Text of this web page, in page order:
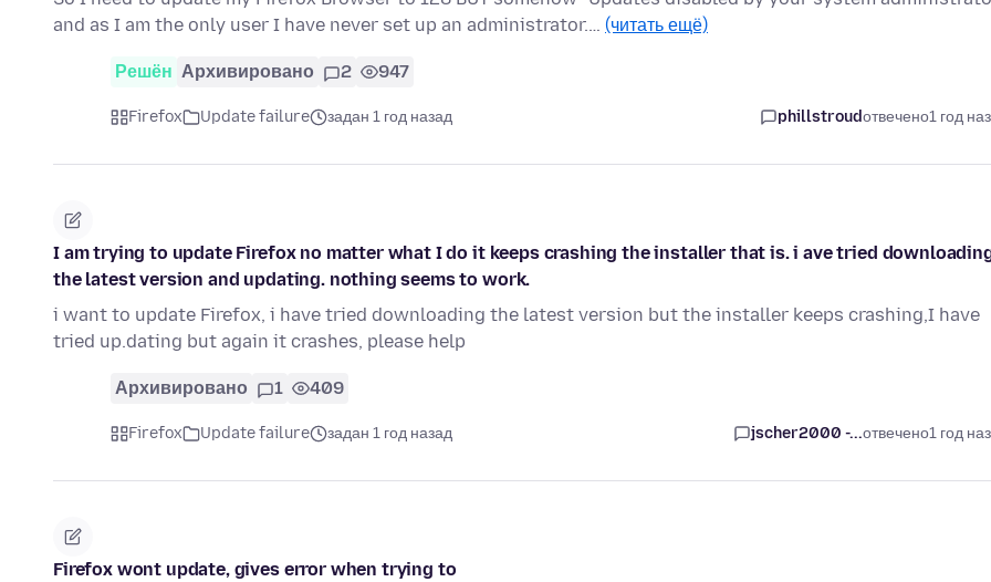
and as I am the only user I have never set up an administrator.… (читать ещё)
Решён Архивировано 2 947
Firefox Update failure задан 1 год назад phillstroudотвечено1 год
I am trying to update Firefox no matter what I do it keeps crashing the installer that is. i ave tried
the latest version and updating. nothing seems to work.
i want to update Firefox, i have tried downloading the latest version but the installer keeps crashing,I have
tried up.dating but again it crashes, please help
Архивировано 1 409
Firefox Update failure задан 1 год назад jscher2000 -...отвечено1 год
Firefox wont update, gives error when trying to